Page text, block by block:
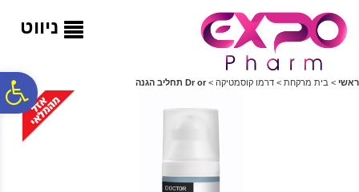
ניווט
ראשי > בית מרקחת > דרמו קוסמטיקה > Dr or תחליב הגנה